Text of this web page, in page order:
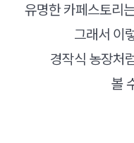
유명한 카페스토리
그래서 이
경작식 농장처
볼